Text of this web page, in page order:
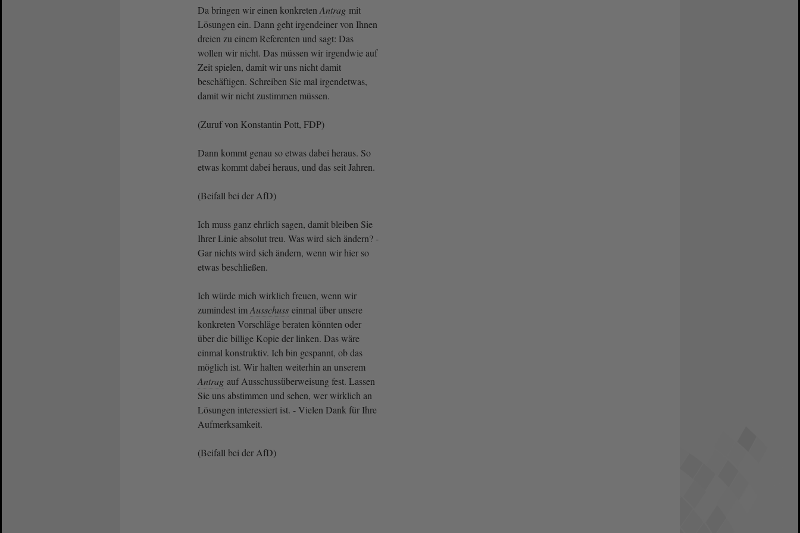
Da bringen wir einen konkreten Antrag mit
Lösungen ein. Dann geht irgendeiner von Ihnen
dreien zu einem Referenten und sagt: Das
wollen wir nicht. Das müssen wir irgendwie auf
Zeit spielen, damit wir uns nicht damit
beschäftigen. Schreiben Sie mal irgendetwas,
damit wir nicht zustimmen müssen.
(Zuruf von Konstantin Pott, FDP)
Dann kommt genau so etwas dabei heraus. So
etwas kommt dabei heraus, und das seit Jahren.
(Beifall bei der AfD)
Ich muss ganz ehrlich sagen, damit bleiben Sie
Ihrer Linie absolut treu. Was wird sich ändern? -
Gar nichts wird sich ändern, wenn wir hier so
etwas beschließen.
Ich würde mich wirklich freuen, wenn wir
zumindest imAusschuss einmal über unsere
konkreten Vorschläge beraten könnten oder
über die billige Kopie der linken. Das wäre
einmal konstruktiv. Ich bin gespannt, ob das
möglich ist. Wir halten weiterhin an unserem
Antrag auf Ausschussüberweisung fest. Lassen
Sie uns abstimmen und sehen, wer wirklich an
Lösungen interessiert ist. - Vielen Dank für Ihre
Aufmerksamkeit.
(Beifall bei der AfD)